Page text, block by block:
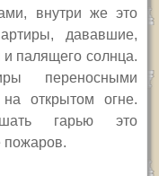
внутри же это
дававшие,
и палящего солнца.
переносными
открытом огне.
гарью это
пожаров.